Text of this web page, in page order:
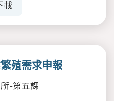
載
殖需求申報
-第五課